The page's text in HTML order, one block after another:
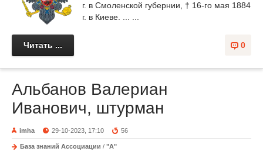
г. в Смоленской губернии, † 16-го мая 1884
г. в Киеве. ... ...
0
Читать ...
Альбанов Валериан
Иванович, штурман
imha 29-10-2023, 17:10 56
База знаний Ассоциации / "А"